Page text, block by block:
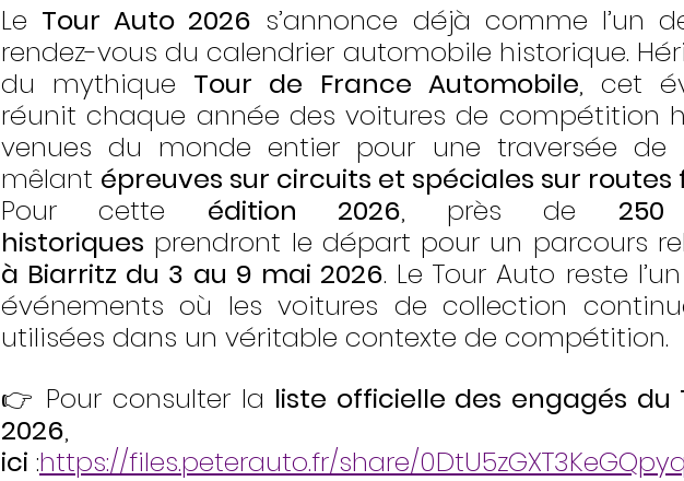
Le Tour Auto 2026 s’annonce déjà comme l’un
rendez-vous du calendrier automobile historique.
du mythique Tour de France Automobile, cet
réunit chaque année des voitures de compétition
venues du monde entier pour une traversée de
mêlant épreuves sur circuits et spéciales sur routes
Pour cette édition 2026, près de
historiques prendront le départ pour un parcours
à Biarritz du 3 au 9 mai 2026. Le Tour Auto reste
événements où les voitures de collection
utilisées dans un véritable contexte de compétition.
👉 Pour consulter la liste officielle des engagés du
2026
ici :https://files.peterauto.fr/share/